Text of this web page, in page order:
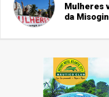
Mulheres
da